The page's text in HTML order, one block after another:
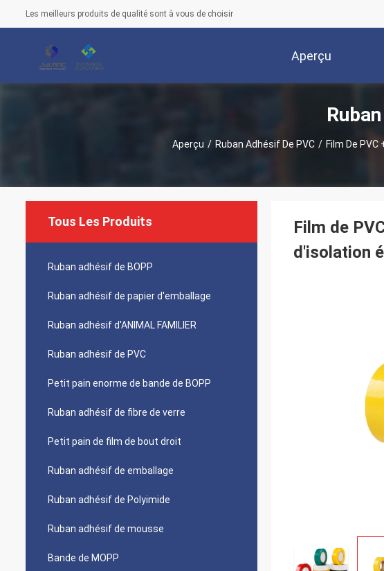
Les meilleurs produits de qualité sont à vous de choisir
Aperçu
Aperçu / Ruban Adhésif De PVC / Film De
Tous Les Produits
Ruban adhésif de BOPP
Ruban adhésif de papier d'emballage
Ruban adhésif d'ANIMAL FAMILIER
Ruban adhésif de PVC
Petit pain enorme de bande de BOPP
Ruban adhésif de fibre de verre
Petit pain de film de bout droit
Ruban adhésif de emballage
Ruban adhésif de Polyimide
Ruban adhésif de mousse
Bande de MOPP
Film de
d'isolation